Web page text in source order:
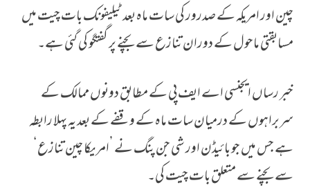
بائیڈن اور جنپنگ کا سات ماہ بعد رابطہ، تنازع سے بچنے پر بات
چین اور امریکہ کے صدرور کی سات ماہ بعد ٹیلیفونک بات چیت میں
مسابقتی ماحول کے دوران تنازع سے بچنے پر گفتگو کی گئی ہے۔
خبر رساں ایجنسی اے ایف پی کے مطابق دونوں ممالک کے
سربراہوں کے درمیان سات ماہ کے وقفے کے بعد یہ پہلا رابطہ
ہے جس میں جو بائیڈن اور شی جن پنگ نے ’امریکا چین تنازع‘
سے بچنے سے متعلق بات چیت کی۔